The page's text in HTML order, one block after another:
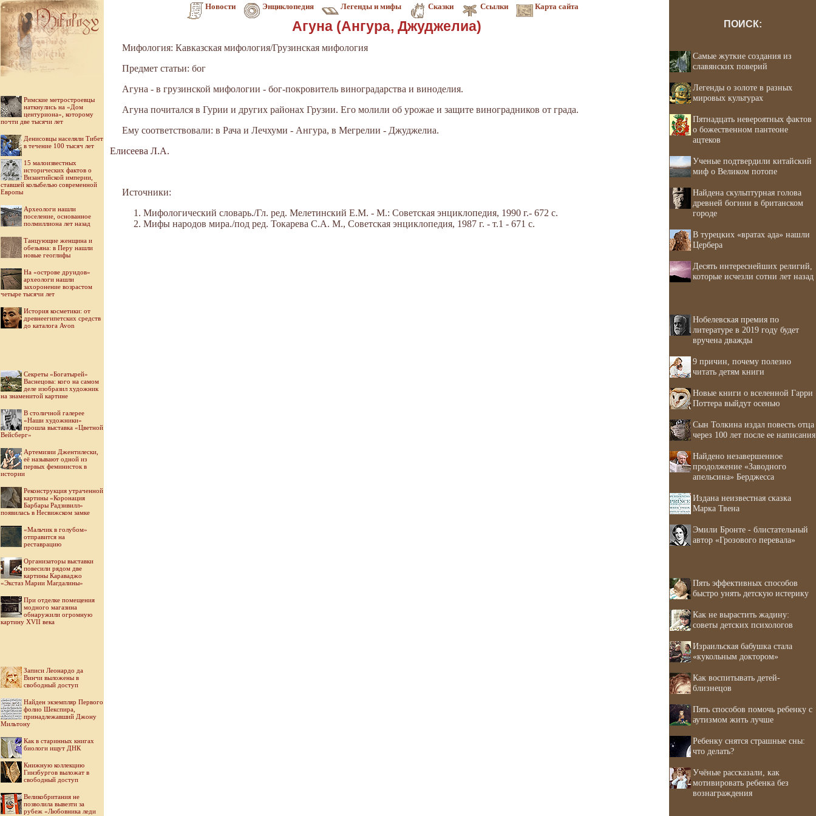
Новости Энциклопедия Легенды и мифы Сказки Ссылки Карта сайта
Римские метростроевцы
наткнулись на «Дом
центуриона», которому
почти две тысячи лет
Денисовцы населяли Тибет
в течение 100 тысяч лет
15 малоизвестных
исторических фактов о
Византийской империи,
ставшей колыбелью современной
Европы
Археологи нашли
поселение, основанное
полмиллиона лет назад
Танцующие женщина и
обезьяна: в Перу нашли
новые геоглифы
На «острове друидов»
археологи нашли
захоронение возрастом
четыре тысячи лет
История косметики: от
древнеегипетских средств
до каталога Avon
Секреты «Богатырей»
Васнецова: кого на самом
деле изобразил художник
на знаменитой картине
В столичной галерее
«Наши художники»
прошла выставка «Цветной
Вейсберг»
Артемизии Джентилески,
её называют одной из
первых феминисток в
истории
Реконструкция утраченной
картины «Коронация
Барбары Радзивилл»
появилась в Несвижском замке
«Мальчик в голубом»
отправится на
реставрацию
Организаторы выставки
повесили рядом две
картины Караваджо
«Экстаз Марии Магдалины»
При отделке помещения
модного магазина
обнаружили огромную
картину XVII века
Записи Леонардо да
Винчи выложены в
свободный доступ
Найден экземпляр Первого
фолио Шекспира,
принадлежавший Джону
Мильтону
Как в старинных книгах
биологи ищут ДНК
Книжную коллекцию
Гинзбургов выложат в
свободный доступ
Великобритания не
позволила вывезти за
рубеж «Любовника леди
Агуна (Ангура, Джуджелиа)
Мифология: Кавказская мифология/Грузинская мифология
Предмет статьи: бог
Агуна - в грузинской мифологии - бог-покровитель виноградарства и виноделия.
Агуна почитался в Гурии и других районах Грузии. Его молили об урожае и защите виноградников от града.
Ему соответствовали: в Рача и Лечхуми - Ангура, в Мегрелии - Джуджелиа.
Елисеева Л.А.
Источники:
Мифологический словарь./Гл. ред. Мелетинский Е.М. - М.: Советская энциклопедия, 1990 г.- 672 с.
Мифы народов мира./под ред. Токарева С.А. М., Советская энциклопедия, 1987 г. - т.1 - 671 с.
ПОИСК:
Самые жуткие создания из
славянских поверий
Легенды о золоте в разных
мировых культурах
Пятнадцать невероятных фактов
о божественном пантеоне
ацтеков
Ученые подтвердили китайский
миф о Великом потопе
Найдена скульптурная голова
древней богини в британском
городе
В турецких «вратах ада» нашли
Цербера
Десять интереснейших религий,
которые исчезли сотни лет назад
Нобелевская премия по
литературе в 2019 году будет
вручена дважды
9 причин, почему полезно
читать детям книги
Новые книги о вселенной Гарри
Поттера выйдут осенью
Сын Толкина издал повесть отца
через 100 лет после ее написания
Найдено незавершенное
продолжение «Заводного
апельсина» Берджесса
Издана неизвестная сказка
Марка Твена
Эмили Бронте - блистательный
автор «Грозового перевала»
Пять эффективных способов
быстро унять детскую истерику
Как не вырастить жадину:
советы детских психологов
Израильская бабушка стала
«кукольным доктором»
Как воспитывать детей-
близнецов
Пять способов помочь ребенку с
аутизмом жить лучше
Ребенку снятся страшные сны:
что делать?
Учёные рассказали, как
мотивировать ребенка без
вознаграждения